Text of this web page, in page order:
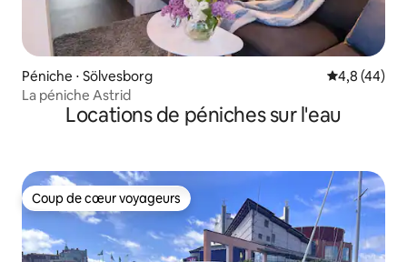
Péniche ⋅ Sölvesborg Évaluation
4,8 (44)
La péniche Astrid
Locations de péniches sur l'eau
Coup de cœur voyageurs
Coup de cœur voyageurs